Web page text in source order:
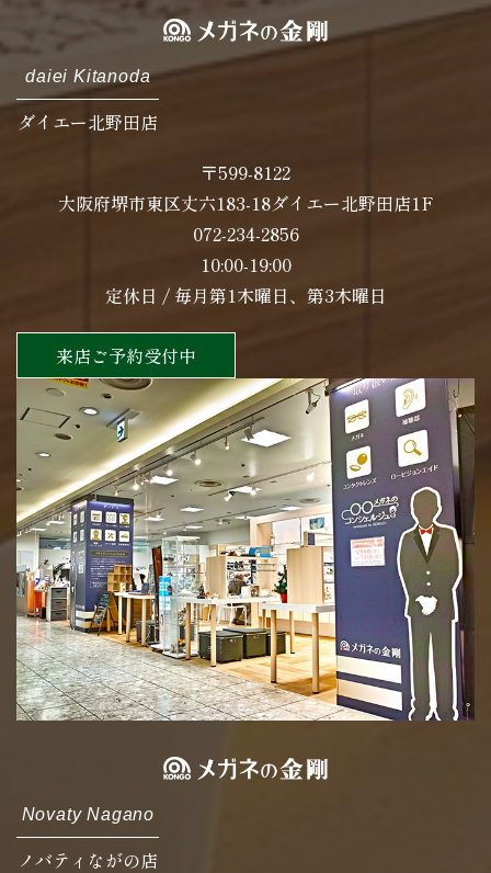
daiei Kitanoda
ダイエー北野田店
〒599-8122
大阪府堺市東区丈六183-18ダイエー北野田店1F
072-234-2856
10:00-19:00
定休日 / 毎月第1木曜日、第3木曜日
来店ご予約受付中
Novaty Nagano
ノバティながの店